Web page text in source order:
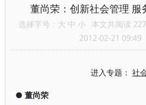
董尚荣：创新社会管理 服
选择字号： 大 中 小 本文共阅读
2012-02-21 09:49
进入专题：社
● 董尚荣